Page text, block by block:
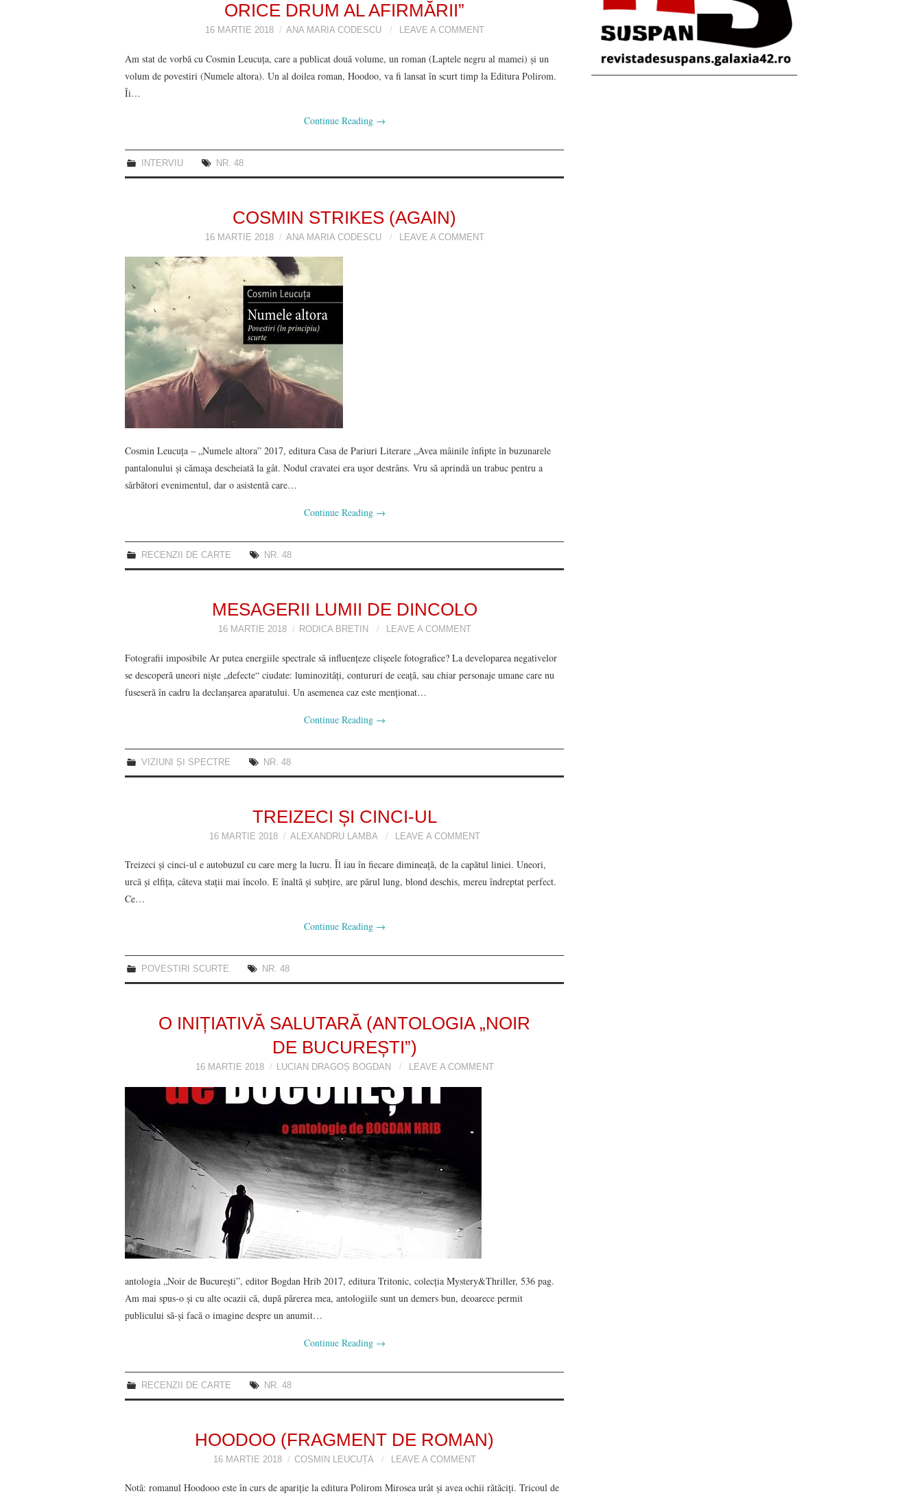
ORICE DRUM AL AFIRMĂRII”
16 MARTIE 2018 ANA MARIA CODESCU LEAVE A COMMENT
Am stat de vorbă cu Cosmin Leucuţa, care a publicat două volume, un roman (Laptele negru al mamei) şi un
volum de povestiri (Numele altora). Un al doilea roman, Hoodoo, va fi lansat în scurt timp la Editura Polirom.
Îi…
Continue Reading →
INTERVIU NR. 48
COSMIN STRIKES (AGAIN)
16 MARTIE 2018 ANA MARIA CODESCU LEAVE A COMMENT
Cosmin Leucuța – „Numele altora” 2017, editura Casa de Pariuri Literare „Avea mâinile înfipte în buzunarele
pantalonului și cămașa descheiată la gât. Nodul cravatei era ușor destrâns. Vru să aprindă un trabuc pentru a
sărbători evenimentul, dar o asistentă care…
Continue Reading →
RECENZII DE CARTE NR. 48
MESAGERII LUMII DE DINCOLO
16 MARTIE 2018 RODICA BRETIN LEAVE A COMMENT
Fotografii imposibile Ar putea energiile spectrale să influenţeze clişeele fotografice? La developarea negativelor
se descoperă uneori nişte „defecte“ ciudate: luminozităţi, contururi de ceaţă, sau chiar personaje umane care nu
fuseseră în cadru la declanşarea aparatului. Un asemenea caz este menţionat…
Continue Reading →
VIZIUNI ȘI SPECTRE NR. 48
TREIZECI ȘI CINCI-UL
16 MARTIE 2018 ALEXANDRU LAMBA LEAVE A COMMENT
Treizeci și cinci-ul e autobuzul cu care merg la lucru. Îl iau în fiecare dimineață, de la capătul liniei. Uneori,
urcă și elfița, câteva stații mai încolo. E înaltă și subțire, are părul lung, blond deschis, mereu îndreptat perfect.
Ce…
Continue Reading →
POVESTIRI SCURTE NR. 48
O INIȚIATIVĂ SALUTARĂ (ANTOLOGIA „NOIR
DE BUCUREȘTI”)
16 MARTIE 2018 LUCIAN DRAGOȘ BOGDAN LEAVE A COMMENT
antologia „Noir de București”, editor Bogdan Hrib 2017, editura Tritonic, colecția Mystery&Thriller, 536 pag.
Am mai spus-o și cu alte ocazii că, după părerea mea, antologiile sunt un demers bun, deoarece permit
publicului să-și facă o imagine despre un anumit…
Continue Reading →
RECENZII DE CARTE NR. 48
HOODOO (FRAGMENT DE ROMAN)
16 MARTIE 2018 COSMIN LEUCUȚA LEAVE A COMMENT
Notă: romanul Hoodooo este în curs de apariție la editura Polirom Mirosea urât şi avea ochii rătăciţi. Tricoul de